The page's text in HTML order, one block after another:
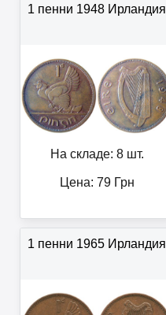
1 пенни 1948 Ирландия
На складе: 8 шт.
Цена: 79Грн
1 пенни 1965 Ирландия